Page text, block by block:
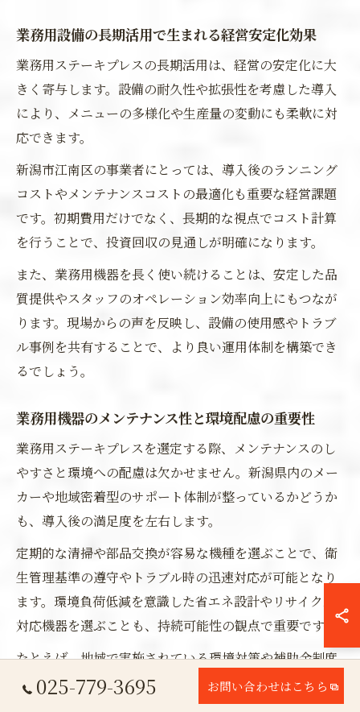
業務用設備の長期活用で生まれる経営安定化効果
業務用ステーキプレスの長期活用は、経営の安定化に大
きく寄与します。設備の耐久性や拡張性を考慮した導入
により、メニューの多様化や生産量の変動にも柔軟に対
応できます。
新潟市江南区の事業者にとっては、導入後のランニング
コストやメンテナンスコストの最適化も重要な経営課題
です。初期費用だけでなく、長期的な視点でコスト計算
を行うことで、投資回収の見通しが明確になります。
また、業務用機器を長く使い続けることは、安定した品
質提供やスタッフのオペレーション効率向上にもつなが
ります。現場からの声を反映し、設備の使用感やトラブ
ル事例を共有することで、より良い運用体制を構築でき
るでしょう。
業務用機器のメンテナンス性と環境配慮の重要性
業務用ステーキプレスを選定する際、メンテナンスのし
やすさと環境への配慮は欠かせません。新潟県内のメー
カーや地域密着型のサポート体制が整っているかどうか
も、導入後の満足度を左右します。
定期的な清掃や部品交換が容易な機種を選ぶことで、衛
生管理基準の遵守やトラブル時の迅速対応が可能となり
ます。環境負荷低減を意識した省エネ設計やリサイクル
対応機器を選ぶことも、持続可能性の観点で重要です。
たとえば、地域で実施されている環境対策や補助金制度
を活用し、エコ機器導入を進める事例も増えています。
江南区の事業者も、長期的な視点でメンテナンス性と環
025-779-3695 お問い合わせはこちら